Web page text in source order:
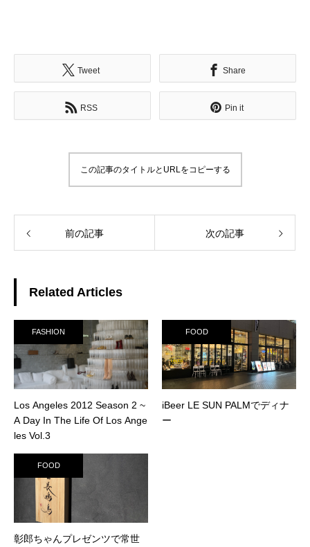
Tweet Share
RSS Pin it
この記事のタイトルとURLをコピーする
前の記事 次の記事
Related Articles
FASHION
Los Angeles 2012 Season 2 ~
A Day In The Life Of Los Ange
les Vol.3
FOOD
iBeer LE SUN PALMでディナ
ー
FOOD
彰郎ちゃんプレゼンツで常世